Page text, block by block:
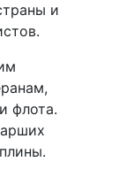
и
флота.